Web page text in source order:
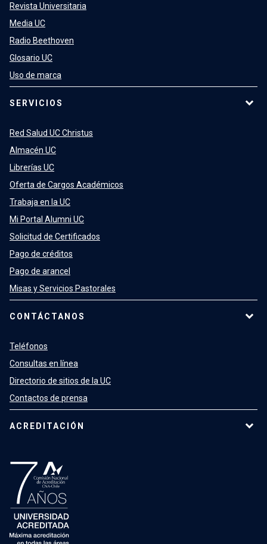
Revista Universitaria
Media UC
Radio Beethoven
Glosario UC
Uso de marca
SERVICIOS
Red Salud UC Christus
Almacén UC
Librerías UC
Oferta de Cargos Académicos
Trabaja en la UC
Mi Portal Alumni UC
Solicitud de Certificados
Pago de créditos
Pago de arancel
Misas y Servicios Pastorales
CONTÁCTANOS
Teléfonos
Consultas en línea
Directorio de sitios de la UC
Contactos de prensa
ACREDITACIÓN